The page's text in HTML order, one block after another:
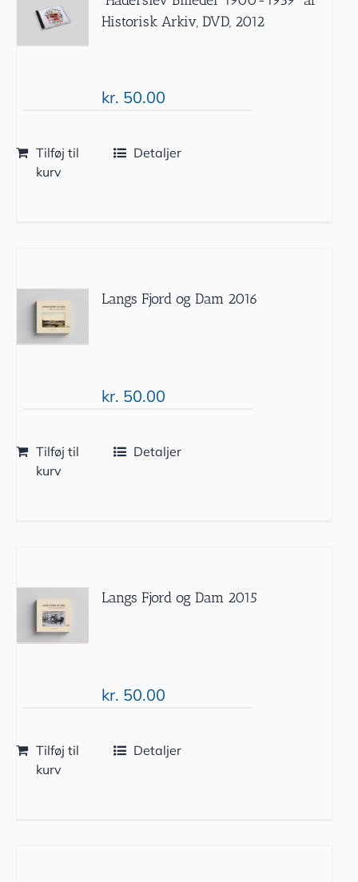
Historisk Arkiv, DVD, 2012
kr. 50.00
Tilføj til
kurv
Detaljer
Langs Fjord og Dam 2016
kr. 50.00
Tilføj til
kurv
Detaljer
Langs Fjord og Dam 2015
kr. 50.00
Tilføj til
kurv
Detaljer